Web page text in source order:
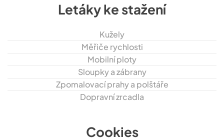
Letáky ke stažení
Kužely
Měřiče rychlosti
Mobilní ploty
Sloupky a zábrany
Zpomalovací prahy a polštáře
Dopravní zrcadla
Cookies